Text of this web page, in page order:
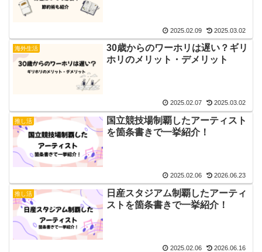
2025.02.09 2025.03.02
海外生活
30歳からのワーホリは遅い？ギリ
ホリのメリット・デメリット
2025.02.07 2025.03.02
推し活
国立競技場制覇したアーティスト
を箇条書きで一挙紹介！
2025.02.06 2026.06.23
推し活
日産スタジアム制覇したアーティ
ストを箇条書きで一挙紹介！
2025.02.06 2026.06.16